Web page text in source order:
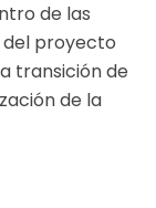
de las
del proyecto
transición de
de la